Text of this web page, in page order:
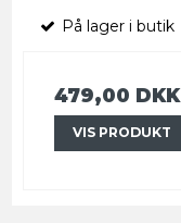
På lager i butik
479,00 DKK
VIS PRODUKT